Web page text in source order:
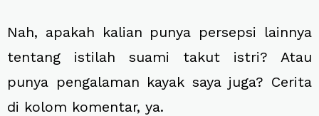
Nah, apakah kalian punya persepsi lainnya
tentang istilah suami takut istri? Atau
punya pengalaman kayak saya juga? Cerita
di kolom komentar, ya.